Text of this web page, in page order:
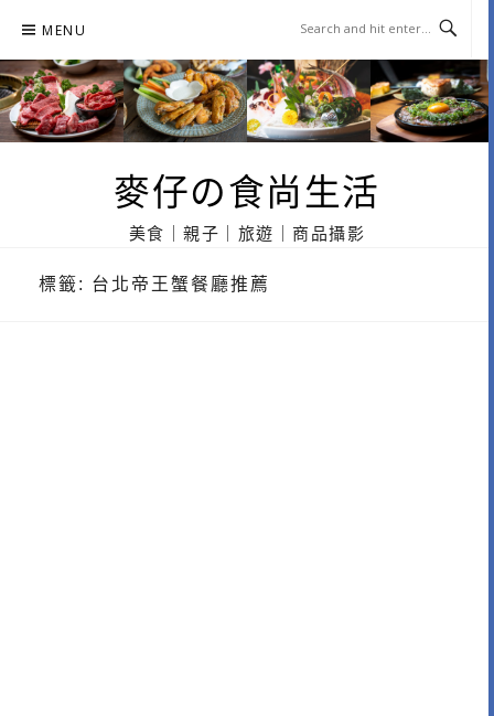
content
MENU
麥仔の食尚生活
美食｜親子｜旅遊｜商品攝影
標籤: 台北帝王蟹餐廳推薦